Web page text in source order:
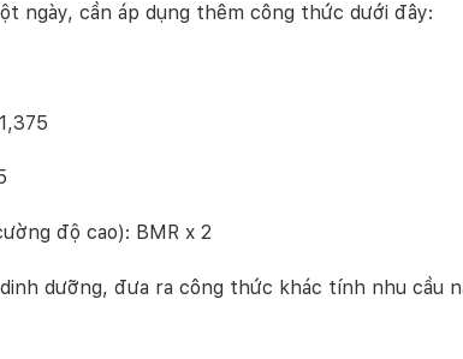
ngày, cần áp dụng thêm công thức dưới đây:
độ cao): BMR x 2
dưỡng, đưa ra công thức khác tính nhu cầu